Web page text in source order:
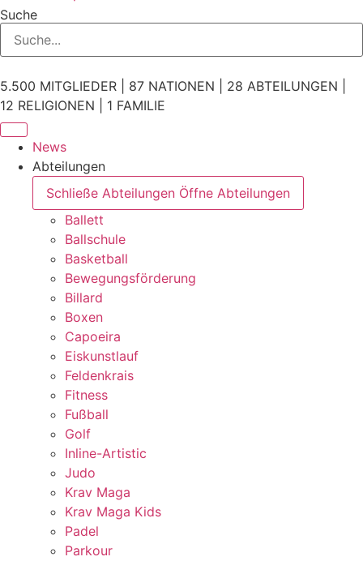
Suche
5.500 MITGLIEDER | 87 NATIONEN | 28 ABTEILUNGEN |
12 RELIGIONEN | 1 FAMILIE
News
Abteilungen
Schließe Abteilungen Öffne Abteilungen
Ballett
Ballschule
Basketball
Bewegungsförderung
Billard
Boxen
Capoeira
Eiskunstlauf
Feldenkrais
Fitness
Fußball
Golf
Inline-Artistic
Judo
Krav Maga
Krav Maga Kids
Padel
Parkour